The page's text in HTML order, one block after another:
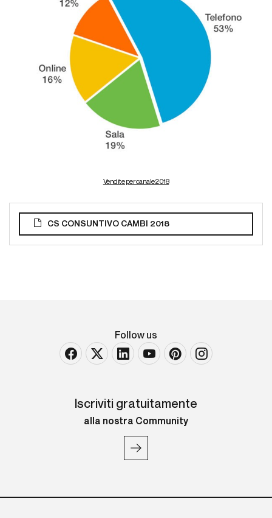
Vendite per canale 2018
CS CONSUNTIVO CAMBI 2018
Follow us
Iscriviti gratuitamente
alla nostra Community